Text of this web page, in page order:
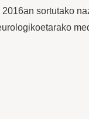
sortutako